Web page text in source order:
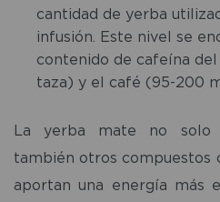
cantidad de yerba
infusión. Este nivel se
contenido de cafeína
taza) y el café (95-200
La yerba mate no solo
también otros compuestos
aportan una energía más